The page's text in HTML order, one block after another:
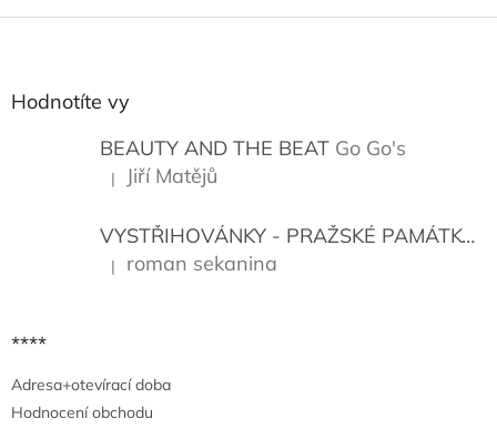
k
p
i
v
Z
Hodnotíte vy
BEAUTY AND THE BEAT Go Go's
Hodnocení produktu je 5 z 5 hvězdiček.
| Jiří Matějů
VYSTŘIHOVÁNKY - PRAŽSKÉ PAMÁTKY
Hodnocení produktu je 5 z 5 hvězdiček.
| roman sekanina
****
Adresa+otevírací doba
Hodnocení obchodu